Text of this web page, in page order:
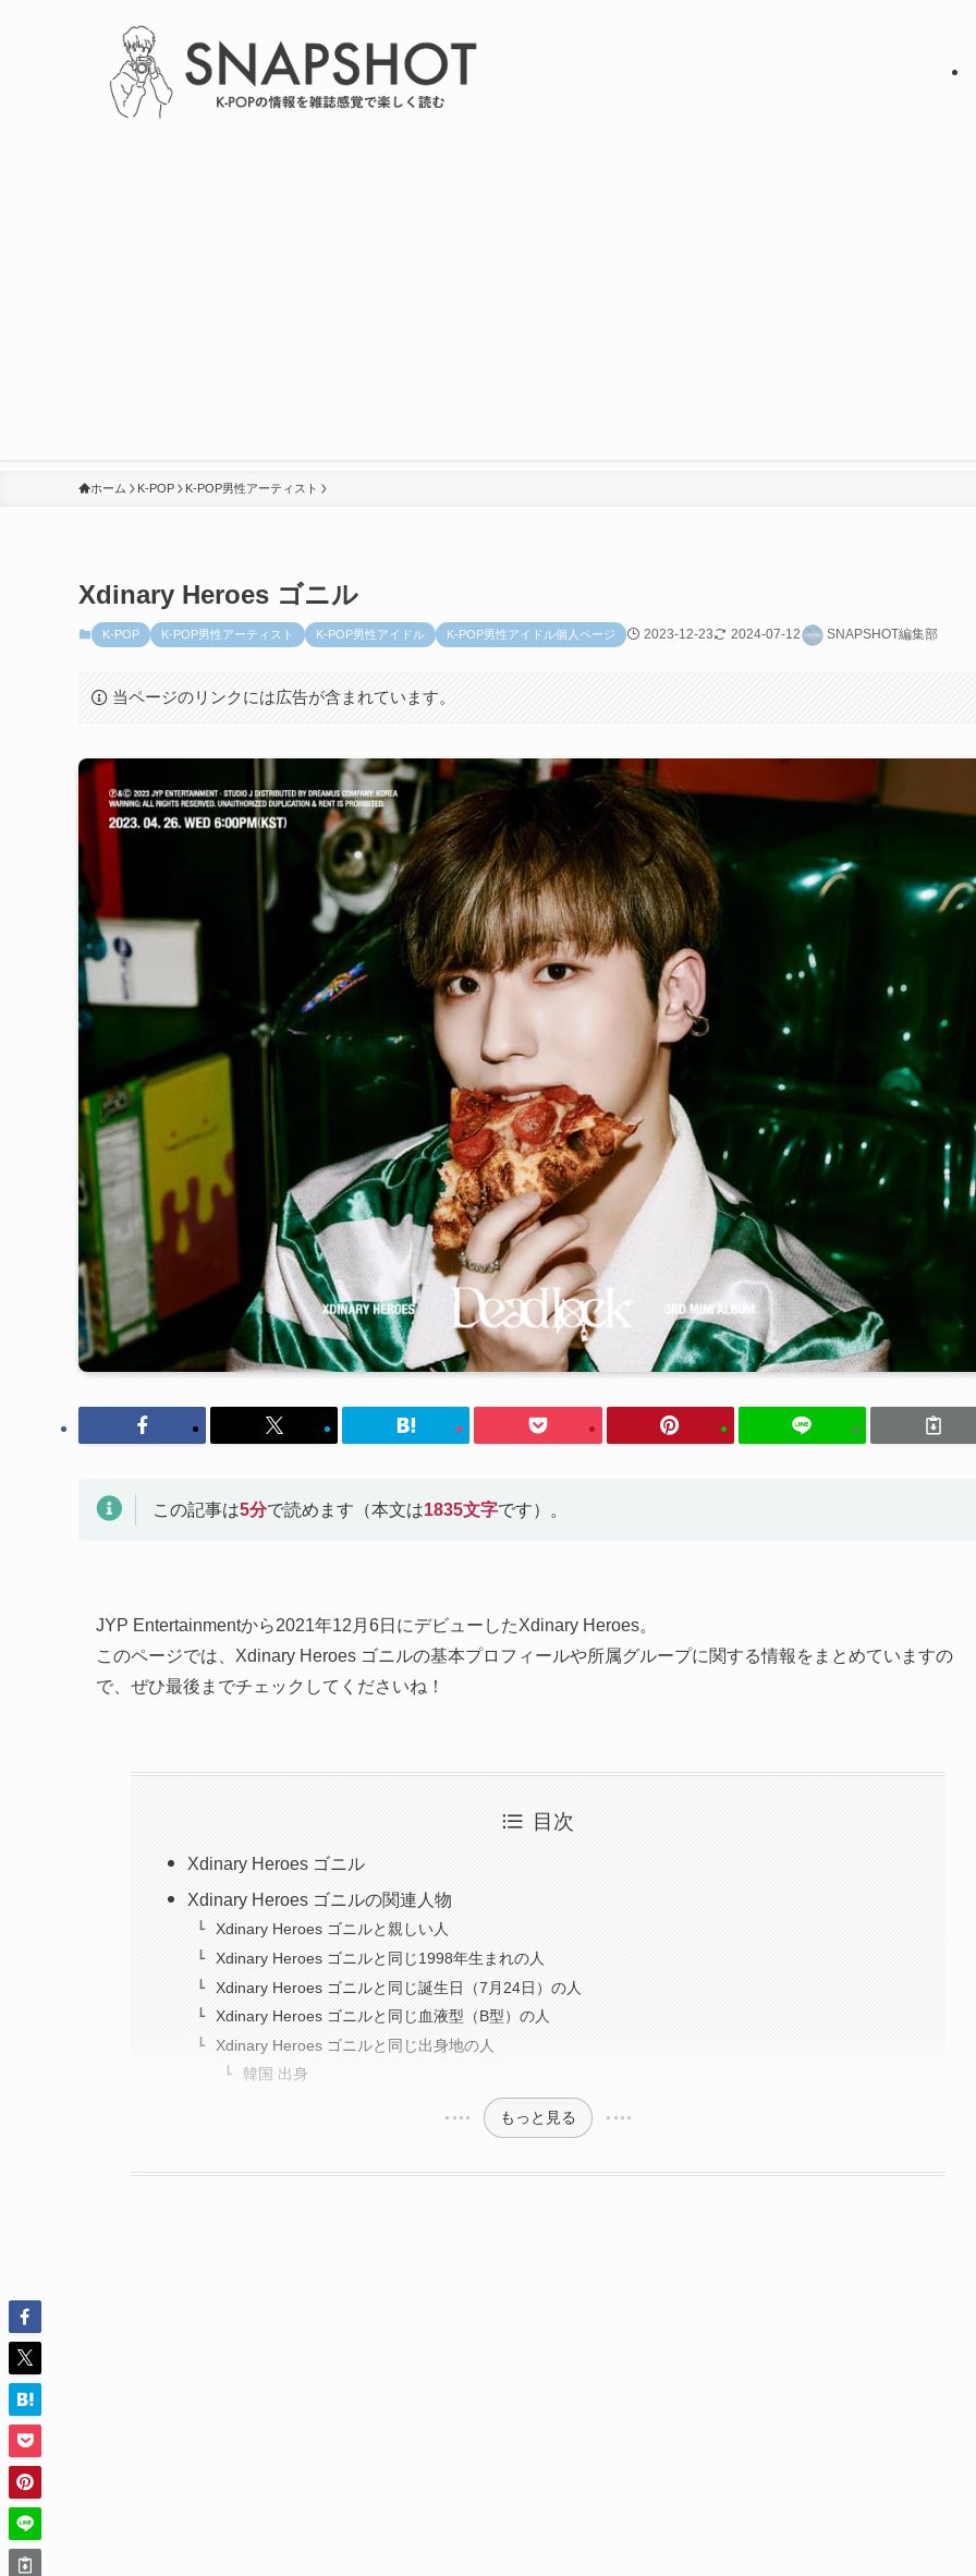
ホーム K-POP K-POP男性アーティスト
Xdinary Heroes ゴニル
K-POP K-POP男性アーティスト K-POP男性アイドル K-POP男性アイドル個人ページ 2023-12-23 2024-07-12 SNAPSHOT編集部
当ページのリンクには広告が含まれています。
この記事は5分で読めます（本文は1835文字です）。
JYP Entertainmentから2021年12月6日にデビューしたXdinary Heroes。
このページでは、Xdinary Heroes ゴニルの基本プロフィールや所属グループに関する情報をまとめていますの
で、ぜひ最後までチェックしてくださいね！
目次
Xdinary Heroes ゴニル
Xdinary Heroes ゴニルの関連人物
Xdinary Heroes ゴニルと親しい人
Xdinary Heroes ゴニルと同じ1998年生まれの人
Xdinary Heroes ゴニルと同じ誕生日（7月24日）の人
Xdinary Heroes ゴニルと同じ血液型（B型）の人
Xdinary Heroes ゴニルと同じ出身地の人
韓国 出身
もっと見る